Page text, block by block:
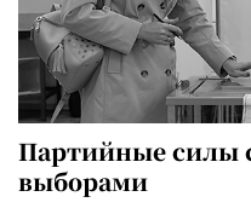
Партийные силы
выборами